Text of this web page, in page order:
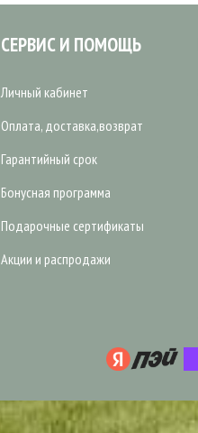
СЕРВИС И ПОМОЩЬ
Личный кабинет
Оплата, доставка,возврат
Гарантийный срок
Бонусная программа
Подарочные сертификаты
Акции и распродажи